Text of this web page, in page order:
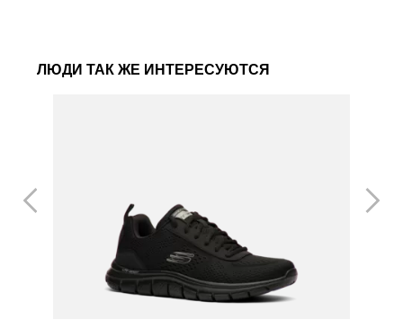
ЛЮДИ ТАК ЖЕ ИНТЕРЕСУЮТСЯ